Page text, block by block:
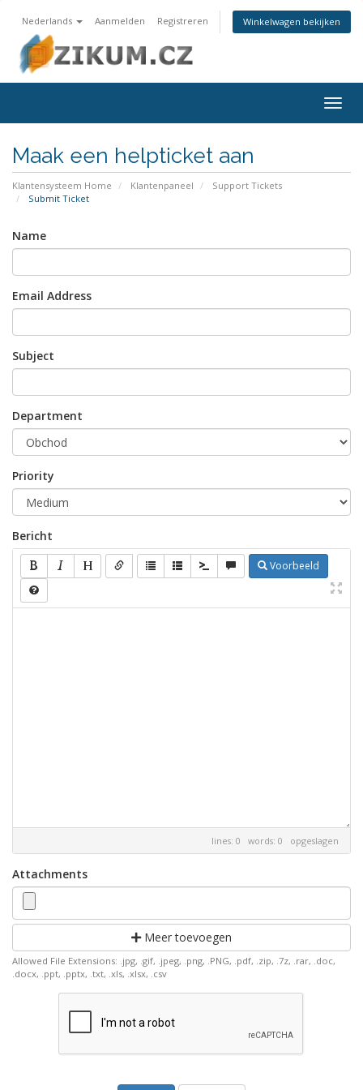
Nederlands Aanmelden Registreren Winkelwagen bekijken
Maak een helpticket aan
Klantensysteem Home Klantenpaneel
Support Tickets
Submit Ticket
Name
Email Address
Subject
Department
Priority
Bericht
Voorbeeld
lines: 0 words: 0 opgeslagen
Attachments
Meer toevoegen
Allowed File Extensions: .jpg, .gif, .jpeg, .png, .PNG, .pdf, .zip, .7z, .rar, .doc,
.docx, .ppt, .pptx, .txt, .xls, .xlsx, .csv